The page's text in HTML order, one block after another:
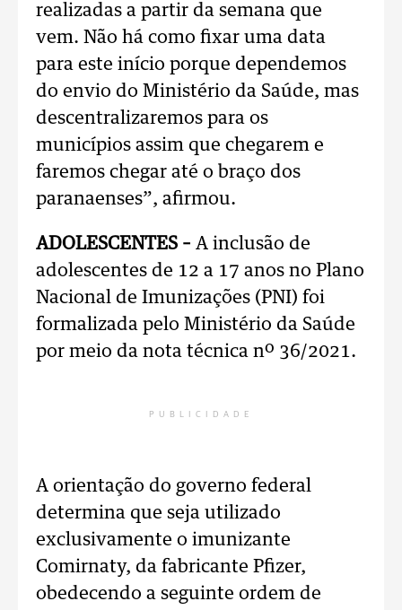
realizadas a partir da semana que
vem. Não há como fixar uma data
para este início porque dependemos
do envio do Ministério da Saúde, mas
descentralizaremos para os
municípios assim que chegarem e
faremos chegar até o braço dos
paranaenses”, afirmou.
ADOLESCENTES – A inclusão de
adolescentes de 12 a 17 anos no Plano
Nacional de Imunizações (PNI) foi
formalizada pelo Ministério da Saúde
por meio da nota técnica nº 36/2021.
PUBLICIDADE
A orientação do governo federal
determina que seja utilizado
exclusivamente o imunizante
Comirnaty, da fabricante Pfizer,
obedecendo a seguinte ordem de